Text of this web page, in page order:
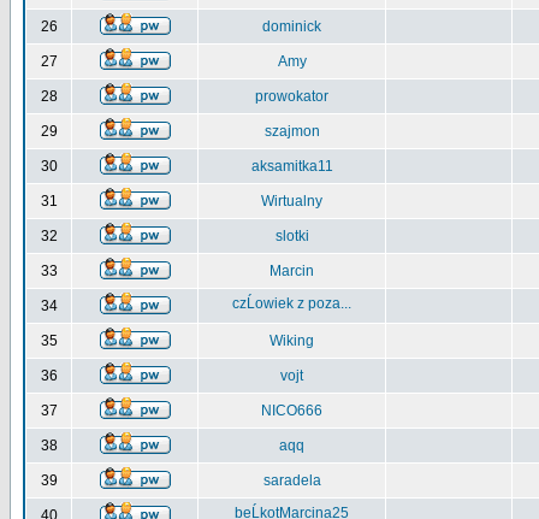
26 dominick
27 Amy
28 prowokator
29 szajmon
30 aksamitka11
31 Wirtualny
32 slotki
33 Marcin
34 czĹowiek z poza...
35 Wiking
36 vojt
37 NICO666
38 aqq
39 saradela
40 beĹkotMarcina25